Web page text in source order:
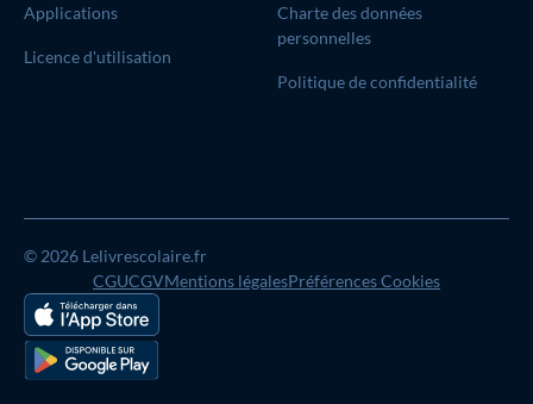
Applications
Licence d'utilisation
Charte des données
personnelles
Politique de confidentialité
© 2026 Lelivrescolaire.fr
CGUCGVMentions légalesPréférences Cookies